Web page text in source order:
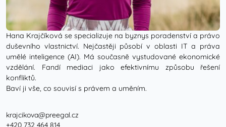
Hana Krajčíková se specializuje na byznys poradenství a právo
duševního vlastnictví. Nejčastěji působí v oblasti IT a práva
umělé inteligence (AI). Má současně vystudované ekonomické
vzdělání. Fandí mediaci jako efektivnímu způsobu řešení
konfliktů.
Baví ji vše, co souvisí s právem a uměním.
krajcikova@preegal.cz
+420 732 464 814